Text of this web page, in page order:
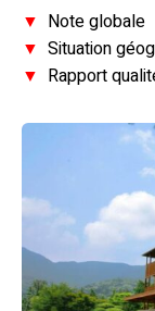
▼ Note globale
▼ Situation
▼ Rapport